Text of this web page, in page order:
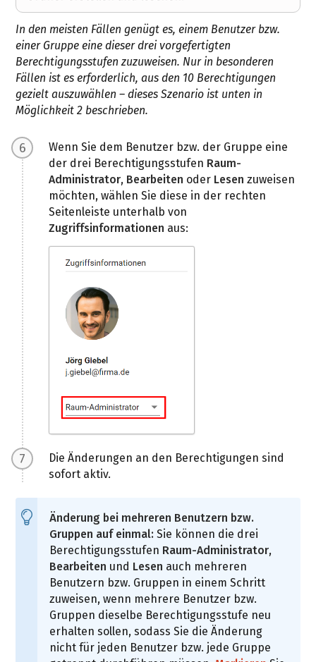
In den meisten Fällen genügt es, einem Benutzer bzw.
einer Gruppe eine dieser drei vorgefertigten
Berechtigungsstufen zuzuweisen. Nur in besonderen
Fällen ist es erforderlich, aus den 10 Berechtigungen
gezielt auszuwählen – dieses Szenario ist unten in
Möglichkeit 2 beschrieben.
Wenn Sie dem Benutzer bzw. der Gruppe eine
der drei Berechtigungsstufen Raum-
Administrator, Bearbeiten oder Lesen zuweisen
möchten, wählen Sie diese in der rechten
Seitenleiste unterhalb von
Zugriffsinformationen aus:
Die Änderungen an den Berechtigungen sind
sofort aktiv.
Änderung bei mehreren Benutzern bzw.
Gruppen auf einmal: Sie können die drei
Berechtigungsstufen Raum-Administrator,
Bearbeiten und Lesen auch mehreren
Benutzern bzw. Gruppen in einem Schritt
zuweisen, wenn mehrere Benutzer bzw.
Gruppen dieselbe Berechtigungsstufe neu
erhalten sollen, sodass Sie die Änderung
nicht für jeden Benutzer bzw. jede Gruppe